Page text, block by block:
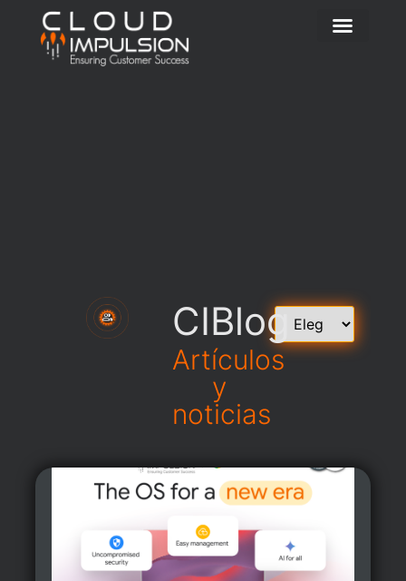
CIBlog
Artículos
y
noticias